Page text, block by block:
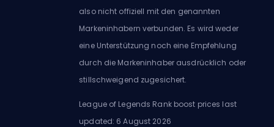
also nicht offiziell mit den genannten
Markeninhabern verbunden. Es wird weder
eine Unterstützung noch eine Empfehlung
durch die Markeninhaber ausdrücklich oder
stillschweigend zugesichert.
League of Legends Rank boost prices last
updated: 6 August 2026